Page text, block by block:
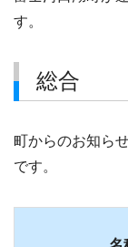
す。
総合
町からのお知ら
です。